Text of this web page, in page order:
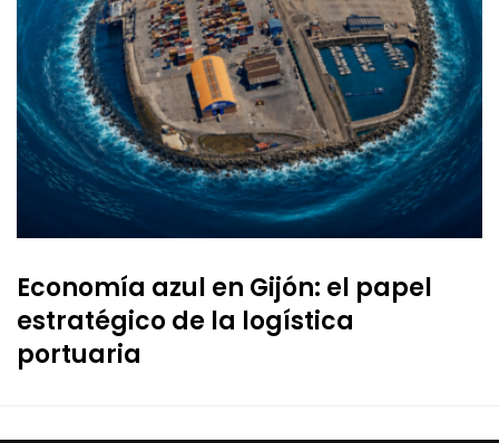
Economía azul en Gijón: el papel
estratégico de la logística
portuaria